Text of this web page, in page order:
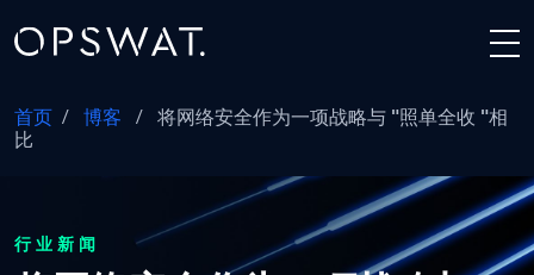
首页 / 博客 /
将网络安全作为一项战略与 "照单全收 "相
比
行业新闻